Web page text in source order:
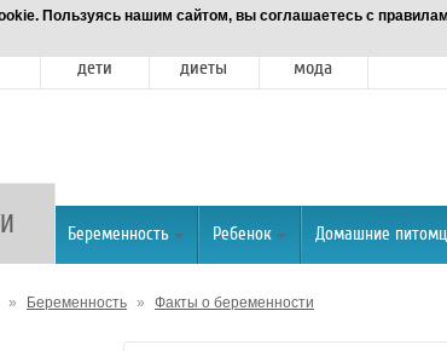
Пользуясь нашим сайтом, вы соглашаетесь с
дети
диеты
мода
Беременность Ребенок Домашние
» Беременность » Факты о беременности